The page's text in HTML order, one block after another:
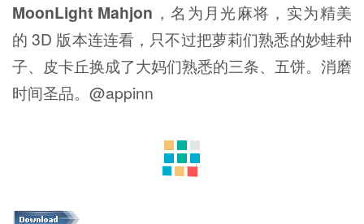
MoonLight Mahjon ，名为月光麻将，实为精美
的 3D 版本连连看，只不过把萝莉们熟悉的妙蛙种
子、皮卡丘换成了大妈们熟悉的三条、五饼。消磨
时间圣品。@appinn